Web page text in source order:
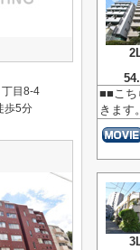
■■こち
きます。
目8-4
歩5分